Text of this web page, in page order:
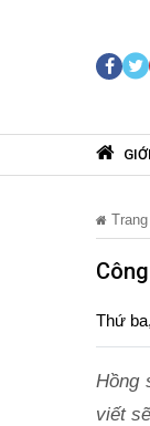
Thứ
Hồng
viết